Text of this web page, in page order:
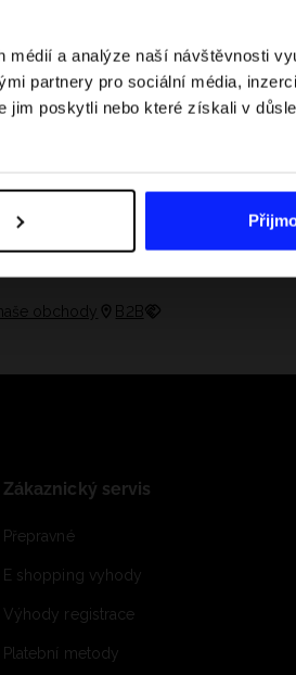
a analýze naší návštěvnosti
partnery pro sociální média,
jim poskytli nebo které získali v
a nejlepší jezdci F1
obchody B2B
Zákaznický servis
Přepravné
E shopping vyhody
Výhody registrace
Platební metody